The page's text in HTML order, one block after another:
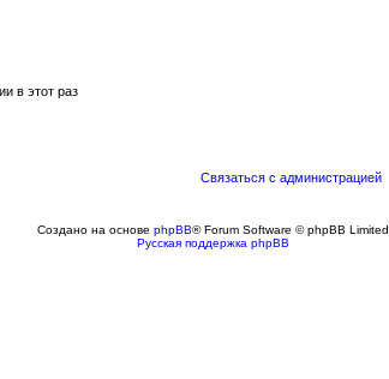
в этот раз
Связаться с администрацией
Создано на основе phpBB® Forum Software © phpBB Limited
Русская поддержка phpBB